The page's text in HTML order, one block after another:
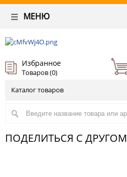
МЕНЮ
Избранное
Товаров (0)
Каталог товаров
ПОДЕЛИТЬСЯ С ДРУГОМ